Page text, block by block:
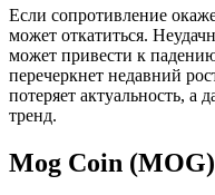
Если сопротивление
может откатиться.
может привести к
перечеркнет недавний
потеряет актуальность, а
тренд.
Mog Coin (MOG)